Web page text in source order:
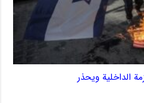
الداخلية ويحذر